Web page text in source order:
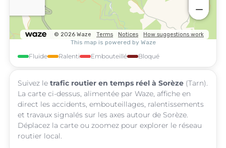
Fluide Ralenti Embouteillé Bloqué
Suivez le trafic routier en temps réel à Sorèze (Tarn).
La carte ci-dessus, alimentée par Waze, affiche en
direct les accidents, embouteillages, ralentissements
et travaux signalés sur les axes autour de Sorèze.
Déplacez la carte ou zoomez pour explorer le réseau
routier local.